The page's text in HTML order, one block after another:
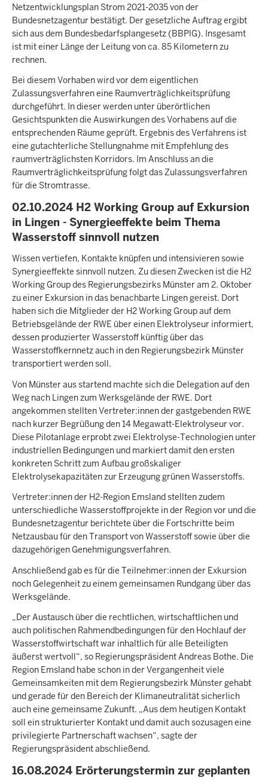
Netzentwicklungsplan Strom 2021-2035 von der
Bundesnetzagentur bestätigt. Der gesetzliche Auftrag ergibt
sich aus dem Bundesbedarfsplangesetz (BBPlG). Insgesamt
ist mit einer Länge der Leitung von ca. 85 Kilometern zu
rechnen.
Bei diesem Vorhaben wird vor dem eigentlichen
Zulassungsverfahren eine Raumverträglichkeitsprüfung
durchgeführt. In dieser werden unter überörtlichen
Gesichtspunkten die Auswirkungen des Vorhabens auf die
entsprechenden Räume geprüft. Ergebnis des Verfahrens ist
eine gutachterliche Stellungnahme mit Empfehlung des
raumverträglichsten Korridors. Im Anschluss an die
Raumverträglichkeitsprüfung folgt das Zulassungsverfahren
für die Stromtrasse.
02.10.2024 H2 Working Group auf Exkursion
in Lingen - Synergieeffekte beim Thema
Wasserstoff sinnvoll nutzen
Wissen vertiefen, Kontakte knüpfen und intensivieren sowie
Synergieeffekte sinnvoll nutzen. Zu diesen Zwecken ist die H2
Working Group des Regierungsbezirks Münster am 2. Oktober
zu einer Exkursion in das benachbarte Lingen gereist. Dort
haben sich die Mitglieder der H2 Working Group auf dem
Betriebsgelände der RWE über einen Elektrolyseur informiert,
dessen produzierter Wasserstoff künftig über das
Wasserstoffkernnetz auch in den Regierungsbezirk Münster
transportiert werden soll.
Von Münster aus startend machte sich die Delegation auf den
Weg nach Lingen zum Werksgelände der RWE. Dort
angekommen stellten Vertreter:innen der gastgebenden RWE
nach kurzer Begrüßung den 14 Megawatt-Elektrolyseur vor.
Diese Pilotanlage erprobt zwei Elektrolyse-Technologien unter
industriellen Bedingungen und markiert damit den ersten
konkreten Schritt zum Aufbau großskaliger
Elektrolysekapazitäten zur Erzeugung grünen Wasserstoffs.
Vertreter:innen der H2-Region Emsland stellten zudem
unterschiedliche Wasserstoffprojekte in der Region vor und die
Bundesnetzagentur berichtete über die Fortschritte beim
Netzausbau für den Transport von Wasserstoff sowie über die
dazugehörigen Genehmigungsverfahren.
Anschließend gab es für die Teilnehmer:innen der Exkursion
noch Gelegenheit zu einem gemeinsamen Rundgang über das
Werksgelände.
„Der Austausch über die rechtlichen, wirtschaftlichen und
auch politischen Rahmendbedingungen für den Hochlauf der
Wasserstoffwirtschaft war inhaltlich für alle Beteiligten
äußerst wertvoll“, so Regierungspräsident Andreas Bothe. Die
Region Emsland habe schon in der Vergangenheit viele
Gemeinsamkeiten mit dem Regierungsbezirk Münster gehabt
und gerade für den Bereich der Klimaneutralität sicherlich
auch eine gemeinsame Zukunft. „Aus dem heutigen Kontakt
soll ein strukturierter Kontakt und damit auch sozusagen eine
privilegierte Partnerschaft wachsen“, sagte der
Regierungspräsident abschließend.
16.08.2024 Erörterungstermin zur geplanten